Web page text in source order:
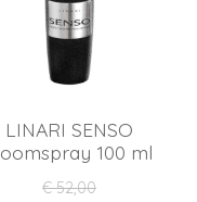
LINARI SENSO
100 ml
€ 52,00